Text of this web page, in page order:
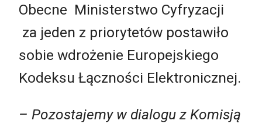
Obecne Ministerstwo Cyfryzacji
za jeden z priorytetów postawiło
sobie wdrożenie Europejskiego
Kodeksu Łączności Elektronicznej.
– Pozostajemy w dialogu z Komisją